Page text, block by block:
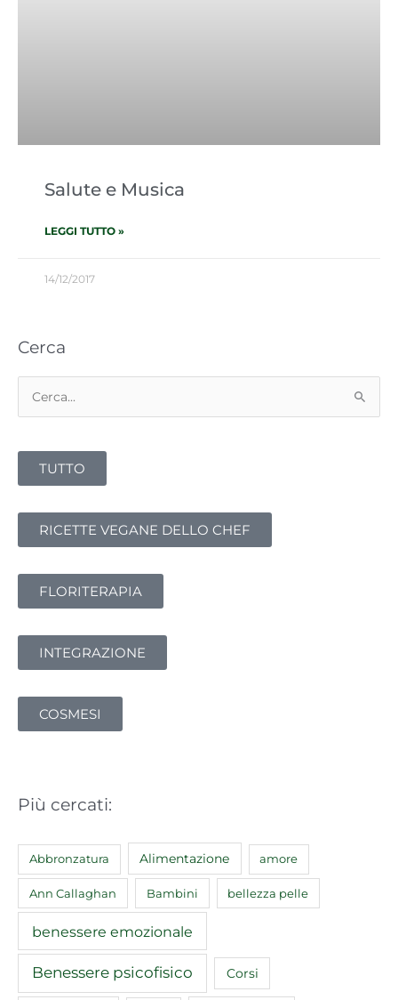
Salute e Musica
LEGGI TUTTO »
14/12/2017
Cerca
Cerca:
TUTTO
RICETTE VEGANE DELLO CHEF
FLORITERAPIA
INTEGRAZIONE
COSMESI
Più cercati:
Abbronzatura Alimentazione amore
Ann Callaghan Bambini bellezza pelle
benessere emozionale
Benessere psicofisico Corsi